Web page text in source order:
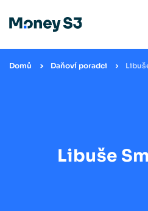
Domů Daňoví poradci
Libuše